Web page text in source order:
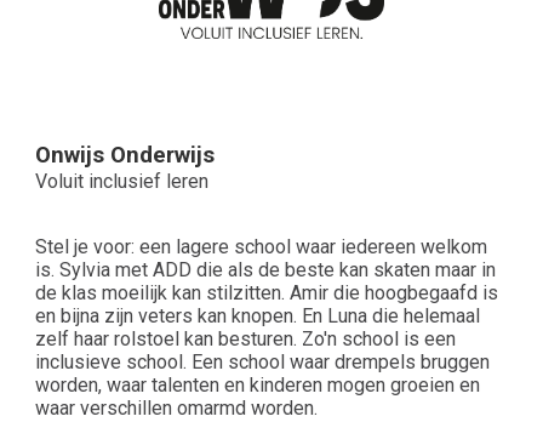
Onwijs Onderwijs
Voluit inclusief leren
Stel je voor: een lagere school waar iedereen welkom
is. Sylvia met ADD die als de beste kan skaten maar in
de klas moeilijk kan stilzitten. Amir die hoogbegaafd is
en bijna zijn veters kan knopen. En Luna die helemaal
zelf haar rolstoel kan besturen. Zo'n school is een
inclusieve school. Een school waar drempels bruggen
worden, waar talenten en kinderen mogen groeien en
waar verschillen omarmd worden.